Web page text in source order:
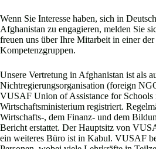
Wenn Sie Interesse haben, sich in
Afghanistan zu engagieren, melden Sie
freuen uns über Ihre Mitarbeit in einer der
Kompetenzgruppen.
Unsere Vertretung in Afghanistan ist als
Nichtregierungsorganisation (foreign
VUSAF Union of Assistance for Schools
Wirtschaftsministerium registriert.
Wirtschafts-, dem Finanz- und dem
Bericht erstattet. Der Hauptsitz von
ein weiteres Büro ist in Kabul. VUSAF